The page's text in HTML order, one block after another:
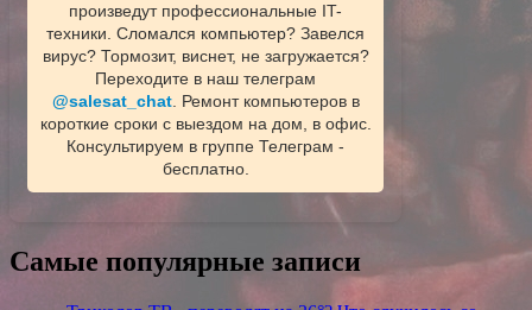
произведут профессиональные IT-
техники. Сломался компьютер? Завелся
вирус? Тормозит, виснет, не загружается?
Переходите в наш телеграм
@salesat_chat. Ремонт компьютеров в
короткие сроки с выездом на дом, в офис.
Консультируем в группе Телеграм -
бесплатно.
Самые популярные записи